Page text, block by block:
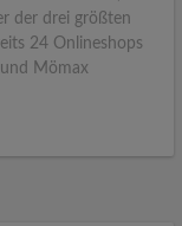
der drei größten
24 Onlineshops
Mömax